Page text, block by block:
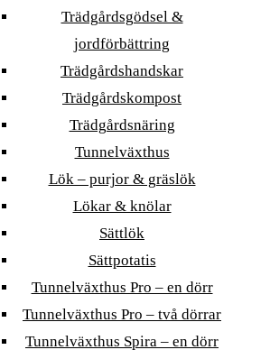
Trädgårdsgödsel &
jordförbättring
Trädgårdshandskar
Trädgårdskompost
Trädgårdsnäring
Tunnelväxthus
Lök – purjor & gräslök
Lökar & knölar
Sättlök
Sättpotatis
Tunnelväxthus Pro – en dörr
Tunnelväxthus Pro – två dörrar
Tunnelväxthus Spira – en dörr